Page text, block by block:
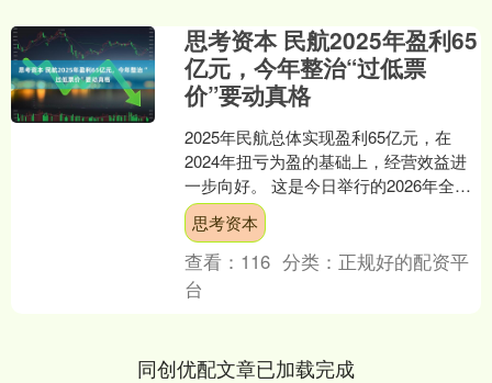
思考资本 民航2025年盈利65
亿元，今年整治“过低票
价”要动真格
2025年民航总体实现盈利65亿元，在
2024年扭亏为盈的基础上，经营效益进
一步向好。 这是今日举行的2026年全国
民航工作会议上披露的信息。 而对于已
经到来的....
思考资本
查看： 116 分类： 正规好的配资平
台
同创优配文章已加载完成